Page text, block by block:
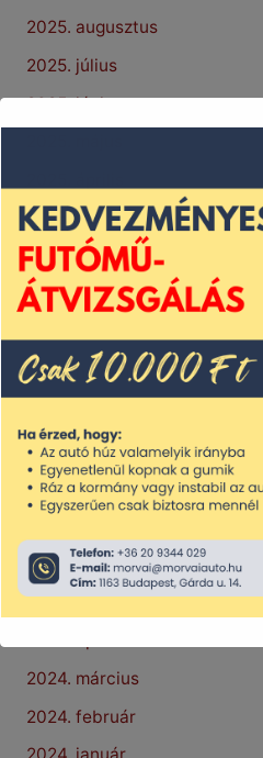
2025. augusztus
2025. július
2025. június
2025. március
2025. február
2025. január
2024. november
2024. szeptember
2024. augusztus
2024. június
2024. május
2024. március
2024. február